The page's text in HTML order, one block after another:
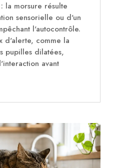
la morsure résulte
sensorielle ou d'un
l'autocontrôle.
d'alerte, comme la
pupilles dilatées,
avant